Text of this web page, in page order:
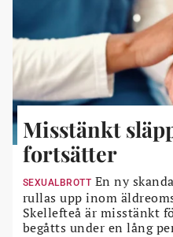
Misstänkt
fortsätter
SEXUALBROTT En ny
rullas upp inom
Skellefteå är misstänkt
begåtts under en lång